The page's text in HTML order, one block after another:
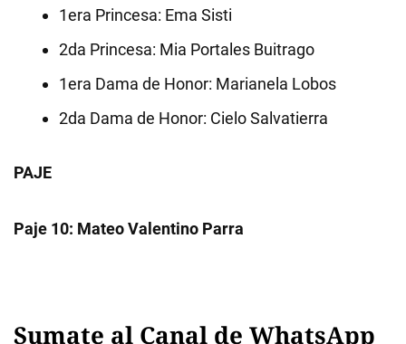
1era Princesa: Ema Sisti
2da Princesa: Mia Portales Buitrago
1era Dama de Honor: Marianela Lobos
2da Dama de Honor: Cielo Salvatierra
PAJE
Paje 10: Mateo Valentino Parra
Sumate al Canal de WhatsApp